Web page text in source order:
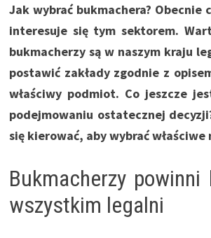
Jak wybrać bukmachera? Obecnie
interesuje się tym sektorem.
bukmacherzy są w naszym kraju
postawić zakłady zgodnie z
właściwy podmiot. Co jeszcze
podejmowaniu ostatecznej
się kierować, aby wybrać właściwe
Bukmacherzy powinni
wszystkim legalni